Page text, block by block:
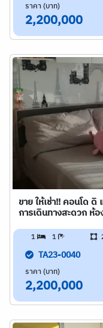
ราคา (บาท)
2,200,000
ขาย ให้เช่า!! คอนโด
การเดินทางสะดวก ห้
1 1
TA23-0040
ราคา (บาท)
2,200,000